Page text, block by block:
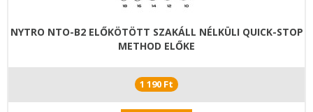
NYTRO NTO-B2 ELŐKÖTÖTT SZAKÁLL NÉLKÜLI QUICK-STOP
METHOD ELŐKE
1 190 Ft